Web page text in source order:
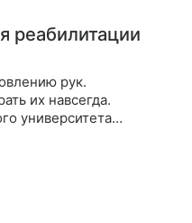
реабилитации
рук.
их навсегда.
университета